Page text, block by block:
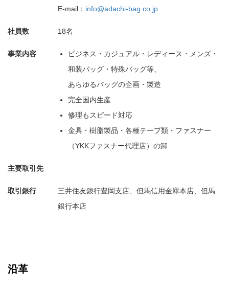
E-mail： info@adachi-bag.co.jp
社員数 18名
事業内容
ビジネス・カジュアル・レディース・メンズ・
和装バッグ・特殊バッグ等、
あらゆるバッグの企画・製造
完全国内生産
修理もスピード対応
金具・樹脂製品・各種テープ類・ファスナー
（YKKファスナー代理店）の卸
主要取引先
取引銀行
三井住友銀行豊岡支店、但馬信用金庫本店、但馬
銀行本店
沿革